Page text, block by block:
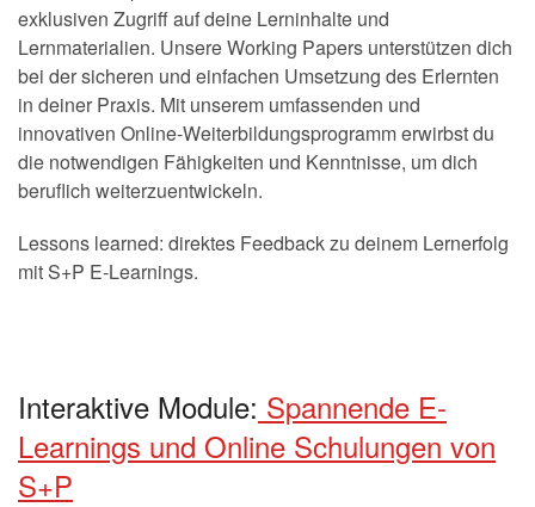
exklusiven Zugriff auf deine Lerninhalte und
Lernmaterialien. Unsere Working Papers unterstützen dich
bei der sicheren und einfachen Umsetzung des Erlernten
in deiner Praxis. Mit unserem umfassenden und
innovativen Online-Weiterbildungsprogramm erwirbst du
die notwendigen Fähigkeiten und Kenntnisse, um dich
beruflich weiterzuentwickeln.
Lessons learned: direktes Feedback zu deinem Lernerfolg
mit S+P E-Learnings.
Interaktive Module: Spannende E-
Learnings und Online Schulungen von
S+P